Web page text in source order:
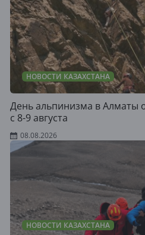
НОВОСТИ КАЗАХСТАНА
День альпинизма в Алматы
с 8-9 августа
08.08.2026
НОВОСТИ КАЗАХСТАНА